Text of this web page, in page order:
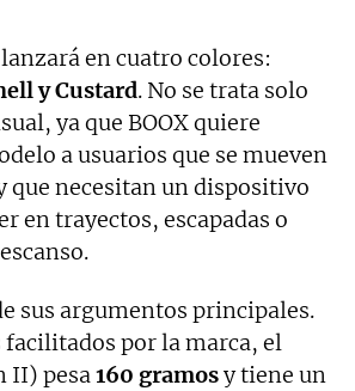
en cuatro colores:
y Custard. No se trata solo
ya que BOOX quiere
a usuarios que se mueven
que necesitan un dispositivo
en trayectos, escapadas o
sus argumentos principales.
facilitados por la marca, el
II) pesa160 gramosy tiene un